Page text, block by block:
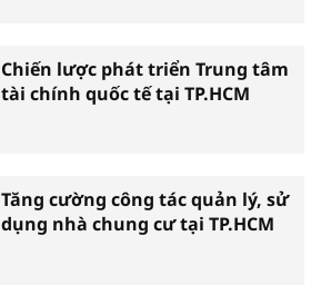
Chiến lược phát triển Trung tâm
tài chính quốc tế tại TP.HCM
Tăng cường công tác quản lý, sử
dụng nhà chung cư tại TP.HCM